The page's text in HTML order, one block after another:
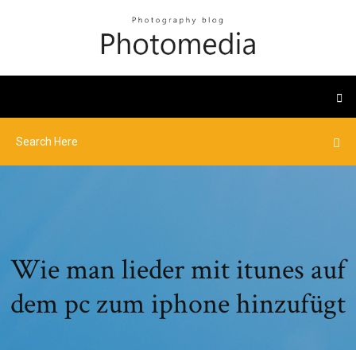
Wie man lieder mit itunes auf
dem pc zum iphone hinzufügt